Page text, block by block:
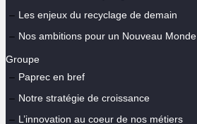
Les enjeux du recyclage de demain
Nos ambitions pour un Nouveau Monde
Groupe
Paprec en bref
Notre stratégie de croissance
L’innovation au coeur de nos métiers